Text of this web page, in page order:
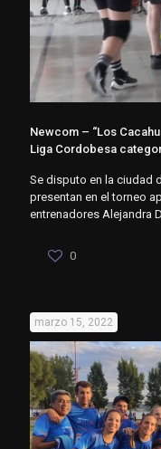
Newcom – “Los
Liga Cordobesa
Se disputo en la ciudad
presentan en el torneo
entrenadores Alejandra
0
marzo 15, 2022